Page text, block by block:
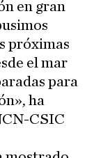
en gran
próximas
el mar
para
ha
CSIC